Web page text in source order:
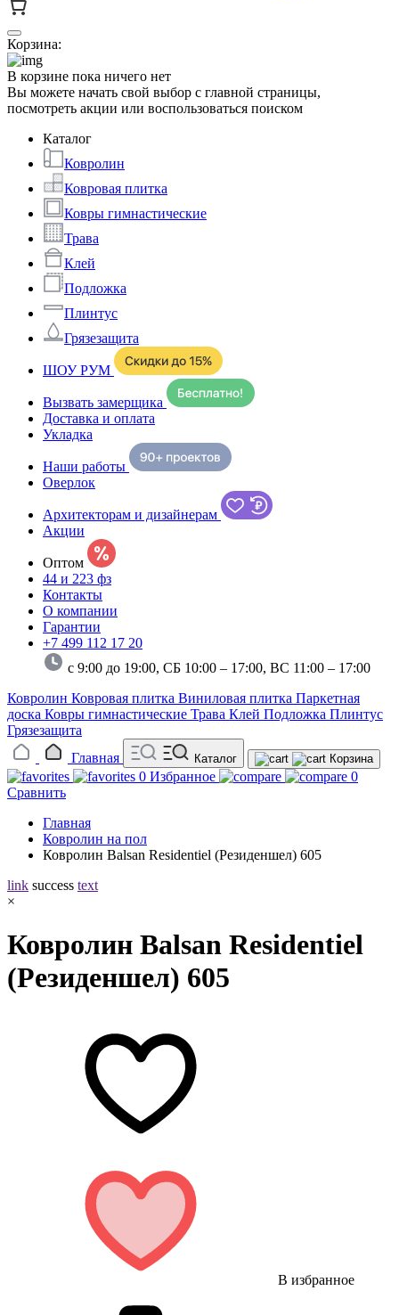
Корзина:
В корзине пока ничего нет
Вы можете начать свой выбор с главной страницы,
посмотреть акции или воспользоваться поиском
Каталог
Ковролин
Ковровая плитка
Ковры гимнастические
Трава
Клей
Подложка
Плинтус
Грязезащита
ШОУ РУМ
Вызвать замерщика
Доставка и оплата
Укладка
Наши работы
Оверлок
Архитекторам и дизайнерам
Акции
Оптом
44 и 223 фз
Контакты
О компании
Гарантии
+7 499 112 17 20
с 9:00 до 19:00, СБ 10:00 – 17:00, ВС 11:00 – 17:00
Ковролин Ковровая плитка Виниловая плитка Паркетная
доска Ковры гимнастические Трава Клей Подложка Плинтус
Грязезащита
Главная
Каталог Корзина
0 Избранное
0
Сравнить
Главная
Ковролин на пол
Ковролин Balsan Residentiel (Резиденшел) 605
link success text
×
Ковролин Balsan Residentiel
(Резиденшел) 605
В избранное